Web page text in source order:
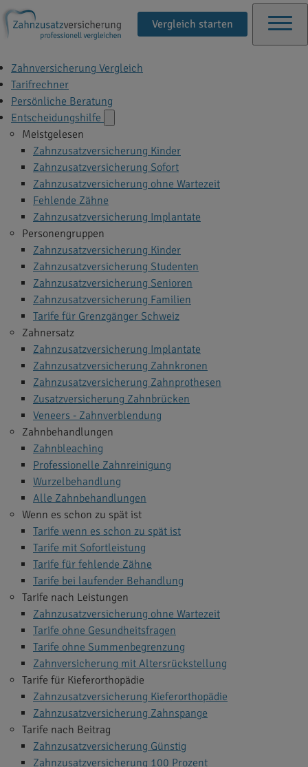
Vergleich starten
Zahnversicherung Vergleich
Tarifrechner
Persönliche Beratung
Entscheidungshilfe
Meistgelesen
Zahnzusatzversicherung Kinder
Zahnzusatzversicherung Sofort
Zahnzusatzversicherung ohne Wartezeit
Fehlende Zähne
Zahnzusatzversicherung Implantate
Personengruppen
Zahnzusatzversicherung Kinder
Zahnzusatzversicherung Studenten
Zahnzusatzversicherung Senioren
Zahnzusatzversicherung Familien
Tarife für Grenzgänger Schweiz
Zahnersatz
Zahnzusatzversicherung Implantate
Zahnzusatzversicherung Zahnkronen
Zahnzusatzversicherung Zahnprothesen
Zusatzversicherung Zahnbrücken
Veneers - Zahnverblendung
Zahnbehandlungen
Zahnbleaching
Professionelle Zahnreinigung
Wurzelbehandlung
Alle Zahnbehandlungen
Wenn es schon zu spät ist
Tarife wenn es schon zu spät ist
Tarife mit Sofortleistung
Tarife für fehlende Zähne
Tarife bei laufender Behandlung
Tarife nach Leistungen
Zahnzusatzversicherung ohne Wartezeit
Tarife ohne Gesundheitsfragen
Tarife ohne Summenbegrenzung
Zahnversicherung mit Altersrückstellung
Tarife für Kieferorthopädie
Zahnzusatzversicherung Kieferorthopädie
Zahnzusatzversicherung Zahnspange
Tarife nach Beitrag
Zahnzusatzversicherung Günstig
Zahnzusatzversicherung 100 Prozent